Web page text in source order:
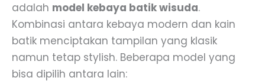
adalah model kebaya batik wisuda.
Kombinasi antara kebaya modern dan kain
batik menciptakan tampilan yang klasik
namun tetap stylish. Beberapa model yang
bisa dipilih antara lain: